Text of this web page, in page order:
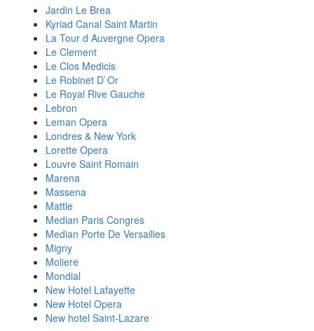
Jardin Le Brea
Kyriad Canal Saint Martin
La Tour d Auvergne Opera
Le Clement
Le Clos Medicis
Le Robinet D`Or
Le Royal Rive Gauche
Lebron
Leman Opera
Londres & New York
Lorette Opera
Louvre Saint Romain
Marena
Massena
Mattle
Median Paris Congres
Median Porte De Versailies
Migny
Moliere
Mondial
New Hotel Lafayette
New Hotel Opera
New hotel Saint-Lazare